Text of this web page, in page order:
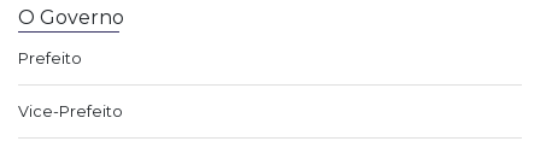
O Governo
Prefeito
Vice-Prefeito